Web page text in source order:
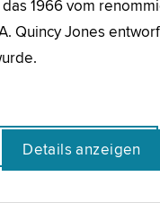
1966 vom
Quincy Jones
Details anzeigen